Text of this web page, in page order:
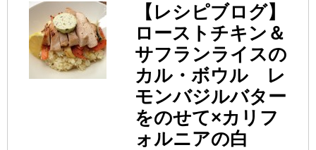
【レシピブログ】
ローストチキン＆
サフランライスの
カル・ボウル レ
モンバジルバター
をのせて×カリフ
ォルニアの白